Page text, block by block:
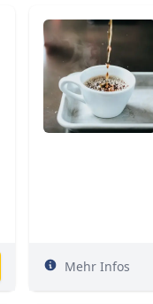
Mehr Infos